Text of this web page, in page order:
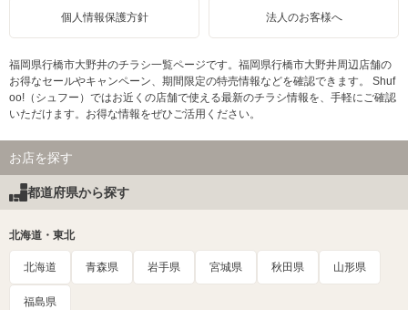
個人情報保護方針 法人のお客様へ
福岡県行橋市大野井のチラシ一覧ページです。福岡県行橋市大野井周辺店舗の
お得なセールやキャンペーン、期間限定の特売情報などを確認できます。 Shuf
oo!（シュフー）ではお近くの店舗で使える最新のチラシ情報を、手軽にご確認
いただけます。お得な情報をぜひご活用ください。
お店を探す
都道府県から探す
北海道・東北
北海道 青森県 岩手県 宮城県 秋田県 山形県
福島県